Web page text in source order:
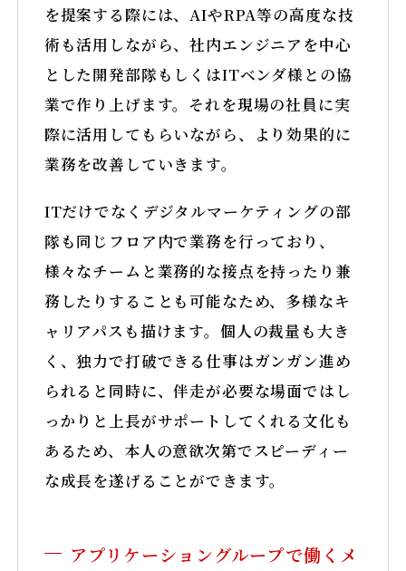
を提案する際には、AIやRPA等の高度な技
術も活用しながら、社内エンジニアを中心
とした開発部隊もしくはITベンダ様との協
業で作り上げます。それを現場の社員に実
際に活用してもらいながら、より効果的に
業務を改善していきます。
ITだけでなくデジタルマーケティングの部
隊も同じフロア内で業務を行っており、
様々なチームと業務的な接点を持ったり兼
務したりすることも可能なため、多様なキ
ャリアパスも描けます。個人の裁量も大き
く、独力で打破できる仕事はガンガン進め
られると同時に、伴走が必要な場面ではし
っかりと上長がサポートしてくれる文化も
あるため、本人の意欲次第でスピーディー
な成長を遂げることができます。
アプリケーショングループで働くメ